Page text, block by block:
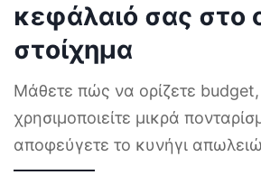
κεφάλαιό σας στο
στοίχημα
Μάθετε πώς να ορίζετε
χρησιμοποιείτε μικρά
αποφεύγετε το κυνήγι